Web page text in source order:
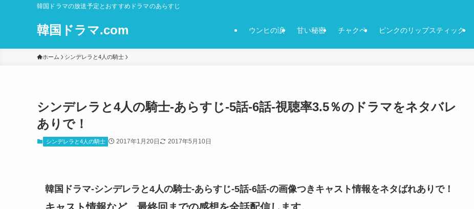
韓国ドラマの放送予定とおすすめドラマのあらすじ
韓国ドラマ.com ウンヒの涙 甘い秘密 チャクペ ピンクのリップスティック
ホーム シンデレラと4人の騎士
シンデレラと4人の騎士-あらすじ-5話-6話-視聴率3.5％のドラマをネタバレ
ありで！
シンデレラと4人の騎士 2017年1月20日 2017年5月10日
韓国ドラマ-シンデレラと4人の騎士-あらすじ-5話-6話-の画像つきキャスト情報をネタばれありで！